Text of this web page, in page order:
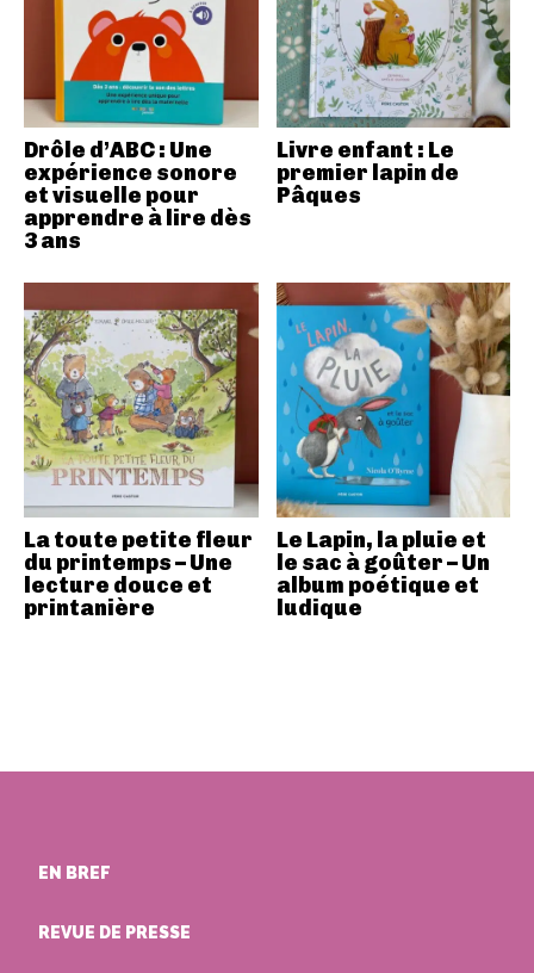
Drôle d’ABC : Une
expérience sonore
et visuelle pour
apprendre à lire dès
3 ans
Livre enfant : Le
premier lapin de
Pâques
La toute petite fleur
du printemps – Une
lecture douce et
printanière
Le Lapin, la pluie et
le sac à goûter – Un
album poétique et
ludique
EN BREF
REVUE DE PRESSE